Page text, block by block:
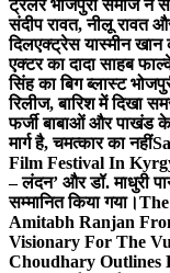
ट्रेलर भोजपुरी समाज ने
संदीप रावत, नीलू रावत
दिलएक्ट्रेस यास्मीन खान
एक्टर का दादा साहब
सिंह का बिग ब्लास्ट
रिलीज, बारिश में दिखा
फर्जी बाबाओं और पाखंड के
मार्ग है, चमत्कार का नहीं
Film Festival In
– लंदन’ और डॉ. माधुरी
सम्मानित किया गया।
Amitabh Ranjan
Visionary For The
Choudhary Outlines